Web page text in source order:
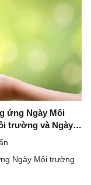
ứng Ngày Môi
trường và Ngày
Việt Nam năm
Ngày Môi trường